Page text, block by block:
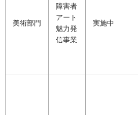
美術部門
障害者
アート
魅力発
信事業
実施中